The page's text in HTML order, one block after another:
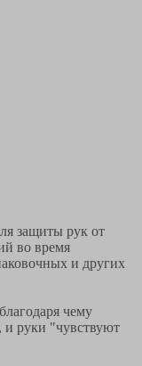
защиты рук от
во время
и других
чему
и руки "чувствуют